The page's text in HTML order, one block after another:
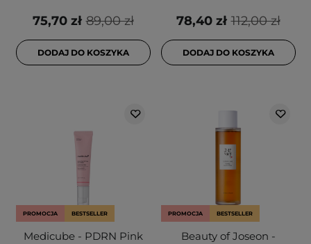
89,00 zł
75,70 zł
DODAJ DO KOSZYKA
112,00 zł
78,40 zł
DODAJ DO KOSZYKA
PROMOCJA BESTSELLER
Medicube - PDRN Pink
PROMOCJA BESTSELLER
Beauty of Joseon -